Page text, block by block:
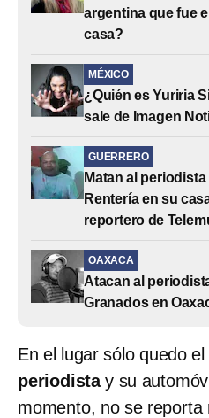
argentina que fue
casa?
MÉXICO
¿Quién es Yuriria
sale de Imagen
GUERRERO
Matan al
Rentería en su
reportero de
OAXACA
Atacan al
Granados en
En el lugar sólo quedo el
periodistay su
momento, no se reporta